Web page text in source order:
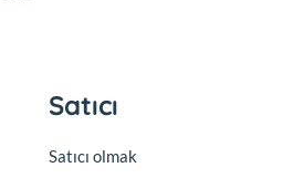
Satıcı
Satıcı olmak